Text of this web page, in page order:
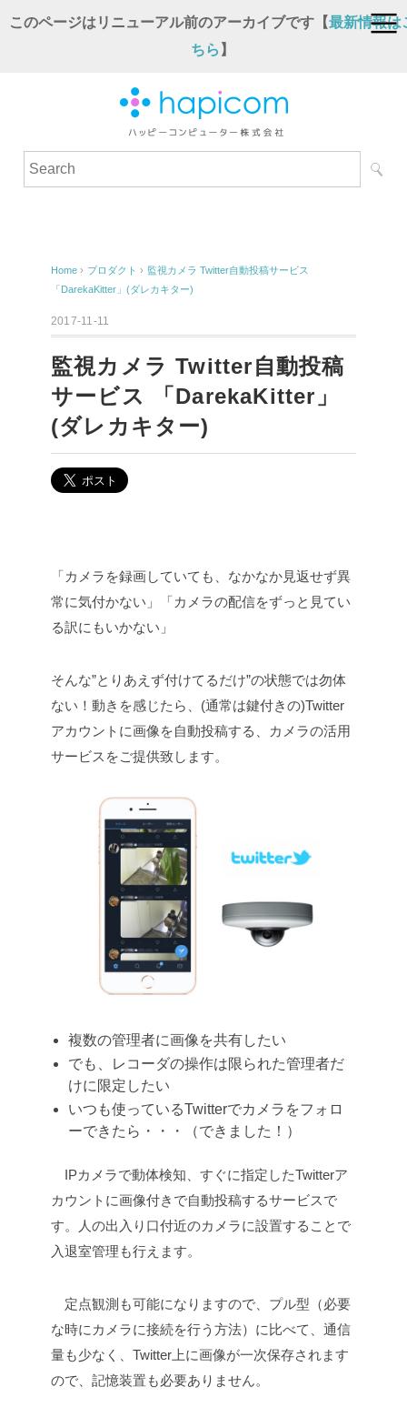
このページはリニューアル前のアーカイブです【最新情報は
ちら 】
Home › プロダクト › 監視カメラ Twitter自動投稿サービス
「DarekaKitter」(ダレカキター)
2017-11-11
監視カメラ Twitter自動投稿
サービス 「DarekaKitter」
(ダレカキター)
「カメラを録画していても、なかなか見返せず異
常に気付かない」
「カメラの配信をずっと見てい
る訳にもいかない」
そんな”とりあえず付けてるだけ”の状態では勿体
ない！動きを感じたら、(通常は鍵付きの)Twitter
アカウントに画像を自動投稿する、カメラの活用
サービスをご提供致します。
複数の管理者に画像を共有したい
でも、レコーダの操作は限られた管理者だ
けに限定したい
いつも使っているTwitterでカメラをフォロ
ーできたら・・・（できました！）
IPカメラで動体検知、すぐに指定したTwitterア
カウントに画像付きで自動投稿するサービスで
す。人の出入り口付近のカメラに設置することで
入退室管理も行えます。
定点観測も可能になりますので、プル型（必要
な時にカメラに接続を行う方法）に比べて、通信
量も少なく、Twitter上に画像が一次保存されます
ので、記憶装置も必要ありません。